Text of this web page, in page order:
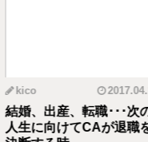
kico 2017.04.14
結婚、出産、転職･･･次の
人生に向けてCAが退職を